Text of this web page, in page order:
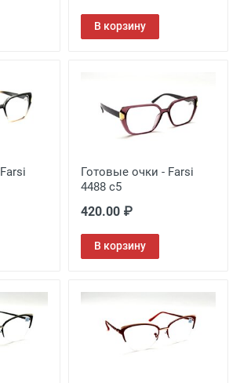
В корзину
Готовые очки - Farsi
4488 c5
420.00 ₽
В корзину